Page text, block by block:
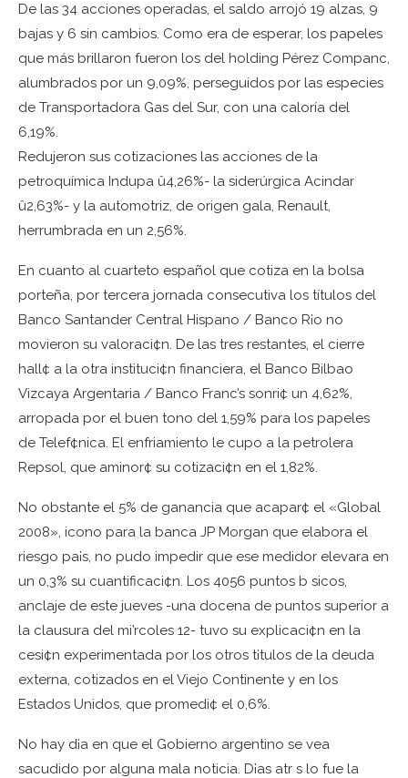
De las 34 acciones operadas, el saldo arrojó 19 alzas, 9
bajas y 6 sin cambios. Como era de esperar, los papeles
que más brillaron fueron los del holding Pérez Companc,
alumbrados por un 9,09%, perseguidos por las especies
de Transportadora Gas del Sur, con una caloría del
6,19%.
Redujeron sus cotizaciones las acciones de la
petroquímica Indupa û4,26%- la siderúrgica Acindar
û2,63%- y la automotriz, de origen gala, Renault,
herrumbrada en un 2,56%.
En cuanto al cuarteto español que cotiza en la bolsa
porteña, por tercera jornada consecutiva los títulos del
Banco Santander Central Hispano / Banco R¡o no
movieron su valoraci¢n. De las tres restantes, el cierre
hall¢ a la otra instituci¢n financiera, el Banco Bilbao
Vizcaya Argentaria / Banco Franc’s sonri¢ un 4,62%,
arropada por el buen tono del 1,59% para los papeles
de Telef¢nica. El enfriamiento le cupo a la petrolera
Repsol, que aminor¢ su cotizaci¢n en el 1,82%.
No obstante el 5% de ganancia que acapar¢ el «Global
2008», icono para la banca JP Morgan que elabora el
riesgo pa¡s, no pudo impedir que ese medidor elevara en
un 0,3% su cuantificaci¢n. Los 4056 puntos b sicos,
anclaje de este jueves -una docena de puntos superior a
la clausura del mi’rcoles 12- tuvo su explicaci¢n en la
cesi¢n experimentada por los otros t¡tulos de la deuda
externa, cotizados en el Viejo Continente y en los
Estados Unidos, que promedi¢ el 0,6%.
No hay d¡a en que el Gobierno argentino se vea
sacudido por alguna mala noticia. D¡as atr s lo fue la